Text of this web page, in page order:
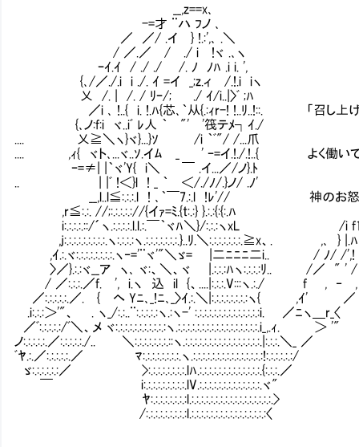
__,z==x､
-=才 ¨ハ ﾌノ ､
／ ／/ .イ } !.:',､ .＼
/ ／.／ / ./ i !ヾ .､ヽ
ｰｲ.ｲ / ./ ./ /. ﾉ ﾉﾊ .i i. ',
{､/／./.i i ./. ｲ =イ _;z.ィ /.!.i iヽ
乂 /. | /. / ﾘｰ/; ./ ｲ/i..|〉ﾞ ;ﾊ
／i ､ !..{ i. !.ﾊ{芯､｀从{.:ｨr-! !..ﾘ..!::. 「召し上げられ
{､ノ:f:i ヾ..iﾞ ﾚ人 ｀ "'Ⅵ'筏テﾒ┐ｲ./
.... 乂≧＼ヽ}ヾ}...}ｿ /i ｀ﾞ"/ /...爪
.... ,ｨ{ ヾト､...ヾ..ｿ.イﾑ _ ' ｰ=イ.!./.!..{ よく働いて遅
ｰ=≠| |｀ヾ'Y{ i＼ ￣ .イ...／/ノ}.ﾄ
.. | |ﾞ !＜}l ! _ ｀ ＜/./ﾉ/.}ノ/ .ﾉ'
__,l..l≦:.:.:.l ! ､｀￣7.:.l !ﾚ'// 神のお怒りに触れれ
,r≦:.:. //;:.:.:.:.://{イｧ=ﾐ.{t:.:} }.:.:{:{:.ﾊ
i:.:.:.:.::/´ヽ.:.:.:.:.l.l.:.￣｀ヾﾊ＼}/:.:.:ヽxL /i
,j:.:.:.:.:.:.:.:.:.ヽ:.:.:.:ヽ.:.:.:.:.:.:.:.}..ﾘ.＼:.:.:.:.:.:.:.≧x、. ,､ } |.ﾊ
,ｲ.:.ヾ:.:.:.:.:.:.:.:.ヽ‐='¨ヾ'"＼ゞ= |二ﾆﾆﾆ二i.. / ﾉ/ /',!
〉／}.:.:ヾ__ア ヽ､ ヾ:、＼、ヾ |.:.:.:ﾊヽ:.:.:.:ﾘ.. /／ " '
/ ／:.:.:.／f. ', i.ヽ 込 il {、....|:.:.:.V:::ヽ.:./ f , ‐
／:.:.:.:.:.／. { ヘ Yﾆ､_!ﾆ､_〉ｲ.:.＼|:.:.:.:.:.:.:.:ヽ{ ,ｲ' ／
.i:.:.:＞'"、 . ヽ_/:.:..¨:.:.:.:.:ヽ.:ヽ-' :.:.:.:.:.:.:.:.:.:.:.:.:.:i. ／ﾆヽ＿r_〈
／ﾞ:.:.:.:.:/ﾞ＼、メ ヾ:.:.:.:.:.:.:.:.:.:.:ヽ.:.:.:.:.:.:.:.:.:.:.:.:.:.:.:.:.:.i_,.ｨ. ＞ '"
ノ:.:.:.:.:.／:.:.:.:.:./.. ＼:.:.:.:.:.:.:.::ヽ.:.:.:.:.:.:.:.:.:.:.:.:.:.:.:.:.|:.:.:.＼_ ／
ﾞﾔ.:.／:.:.:.:.:.／ ﾏ:.:.:.:.:.:.:.:.ヽ.:.:.:.:.:.:.:.:.:.:.:.:.:.:.:!:.:.:.:.:.:/
ゞ:.:.:.:.:.:／ >:.:.:.:.:.:.:.:.lﾊ.:.:.:.:.:.:.:.:.:.:.:.:.:.{:.:.:.／
￣ i:.:.:.:.:.:.:.:.:.lV.:.:.:.:.:.:.:.:.:.:.:.:.:.ヾ"
ﾔ:.:.:.:.:.:.:.:l.:.:.:.:.:.:.:.:.:.:.:.:.:.:.:.:.:.>
/:.:.:.:.:.:.:.:.:l.:.:.:.:.:.:.:.:.:.:.:.:.:.:.:.:〈